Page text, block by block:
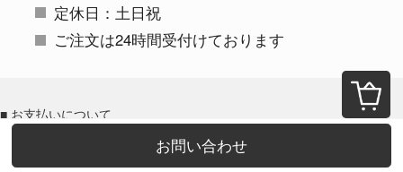
お問い合わせ
定休日：土日祝
ご注文は24時間受付けております
■ お支払いについて
お支払い方法は、クレジットカード（VISA、Master、JCB、Amex）、
銀行振込がご利用いただけます。